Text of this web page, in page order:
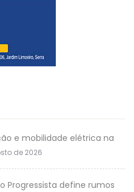
e mobilidade elétrica na
de 2026
Progressista define rumos